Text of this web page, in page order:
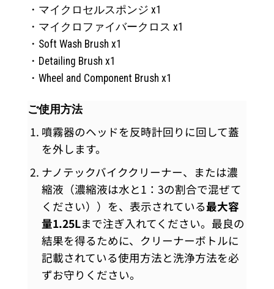
・マイクロセルスポンジ x1
・マイクロファイバークロス x1
・Soft Wash Brush x1
・Detailing Brush x1
・Wheel and Component Brush x1
ご使用方法
噴霧器のヘッドを反時計回りに回して蓋
を外します。
ナノテックバイククリーナー、または濃
縮液（濃縮液は水と1：3の割合で混ぜて
ください））を、表示されている最大容
量1.25Lまで注ぎ入れてください。最良の
結果を得るために、クリーナーボトルに
記載されている使用方法と洗浄方法を必
ずお守りください。